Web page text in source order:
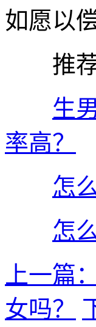
如愿以
推荐
生
率高？
怎
怎
上一篇
女吗？